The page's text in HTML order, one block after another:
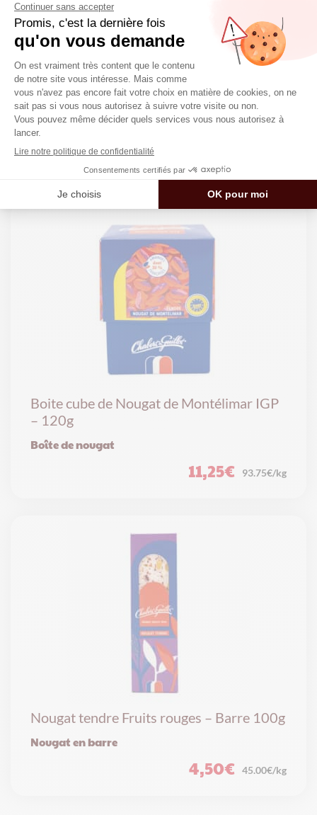
Nougat tendre saveur Pistache – Barre
100g
Nougat en barre
Boite cube de Nougat de Montélimar IGP
– 120g
Boîte de nougat
11,25€ 93.75€/kg
Nougat tendre Fruits rouges – Barre 100g
Nougat en barre
4,50€ 45.00€/kg